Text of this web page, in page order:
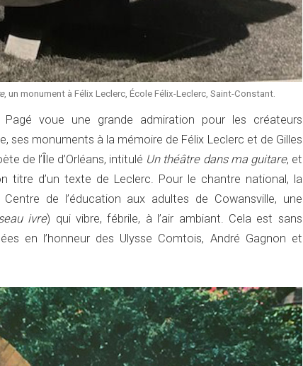
, un monument à Félix Leclerc, École Félix-Leclerc, Saint-Constant.
Pagé voue une grande admiration pour les créateurs
ses monuments à la mémoire de Félix Leclerc et de Gilles
de l’Ȋle d’Orléans, intitulé Un théâtre dans ma guitare, et
titre d’un texte de Leclerc. Pour le chantre national, la
de l’éducation aux adultes de Cowansville, une
ivre) qui vibre, fébrile, à l’air ambiant. Cela est sans
en l’honneur des Ulysse Comtois, André Gagnon et